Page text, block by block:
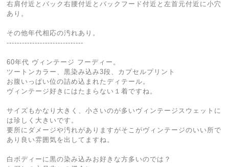
右肩付近とバック右腰付近とバックフード付近と左首元付近に小穴
あり。
その他年代相応の汚れあり。
------------------------------
60年代 ヴィンテージ フーディー。
ツートンカラー、黒染み込み3段、カプセルプリント
お腹いっぱい位の詰め込まれたディテール。
ヴィンテージ好きにはたまらない１着ですね。
サイズもかなり大きく、小さいのが多いヴィンテージスウェットに
は珍しく大きいです。
要所にダメージや汚れがありますがそこがヴィンテージのいい所で
あり良い雰囲気を出してますね。
白ボディーに黒の染み込みお好きな方多いのでは？